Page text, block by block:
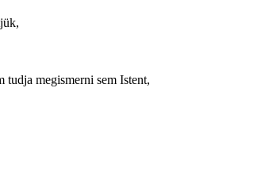
tudja megismerni sem Istent,